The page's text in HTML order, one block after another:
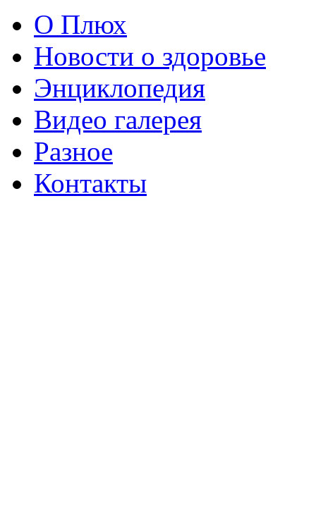
О Плюх
Новости о здоровье
Энциклопедия
Видео галерея
Разное
Контакты